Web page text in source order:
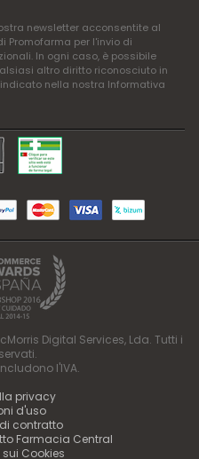
newsletter acconsentite al
per l'invio di
In ogni caso, è possibile
altro diritto riconosciuto in
nella nostra Informativa
Digital Services, Lda. Tutti i
l'IVA.
privacy
d'uso
contratto
Farmacia Central
Cookies